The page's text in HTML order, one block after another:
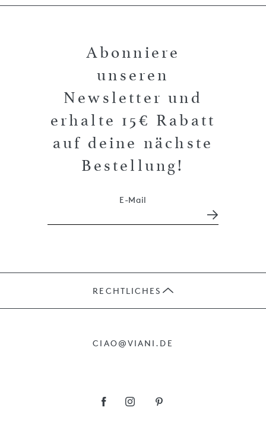
Abonniere
unseren
Newsletter und
erhalte 15€ Rabatt
auf deine nächste
Bestellung!
E-Mail
RECHTLICHES
CIAO@VIANI.DE